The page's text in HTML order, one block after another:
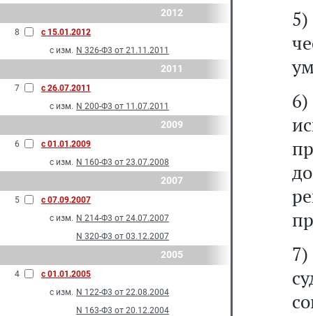
2012
8
с 15.01.2012
с изм. N 326-Ф3 от 21.11.2011
2011
7
с 26.07.2011
с изм. N 200-Ф3 от 11.07.2011
2009
6
с 01.01.2009
с изм. N 160-Ф3 от 23.07.2008
2007
5
с 07.09.2007
с изм. N 214-Ф3 от 24.07.2007
N 320-Ф3 от 03.12.2007
2005
4
с 01.01.2005
с изм. N 122-Ф3 от 22.08.2004
N 163-Ф3 от 20.12.2004